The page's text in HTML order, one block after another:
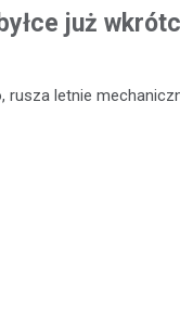
już
rusza letnie